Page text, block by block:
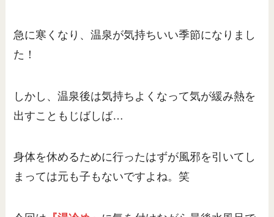
急に寒くなり、温泉が気持ちいい季節になりまし
た！
しかし、温泉後は気持ちよくなって気が緩み熱を
出すこともじばしば…
身体を休めるために行ったはずが風邪を引いてし
まっては元も子もないですよね。笑